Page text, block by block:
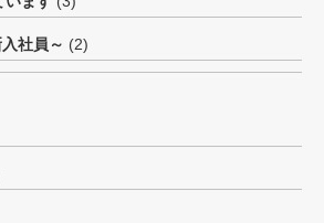
社員～ (2)